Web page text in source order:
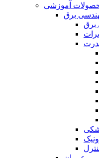
آموزشی
برق
برق